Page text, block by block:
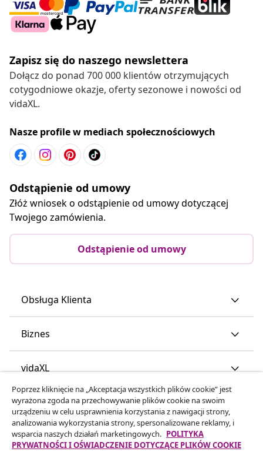
Zapisz się do naszego newslettera
Dołącz do ponad 700 000 klientów otrzymujących
cotygodniowe okazje, oferty sezonowe i nowości od
vidaXL.
Nasze profile w mediach społecznościowych
Odstąpienie od umowy
Złóż wniosek o odstąpienie od umowy dotyczącej
Twojego zamówienia.
Odstąpienie od umowy
Obsługa Klienta
Biznes
vidaXL
Odkryj więcej
Poprzez kliknięcie na „Akceptacja wszystkich plików cookie” jest
wyrażona zgoda na przechowywanie plików cookie na swoim
urządzeniu w celu usprawnienia korzystania z nawigacji strony,
analizowania wykorzystania strony, spersonalizowane reklamy, i
wsparcia naszych działań marketingowych. POLITYKA
PRYWATNOŚCI I OŚWIADCZENIE DOTYCZĄCE PLIKÓW COOKIE